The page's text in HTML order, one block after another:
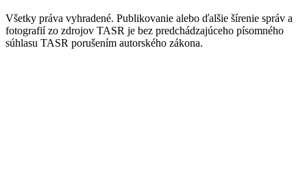
Všetky práva vyhradené. Publikovanie alebo ďalšie šírenie správ a
fotografií zo zdrojov TASR je bez predchádzajúceho písomného
súhlasu TASR porušením autorského zákona.